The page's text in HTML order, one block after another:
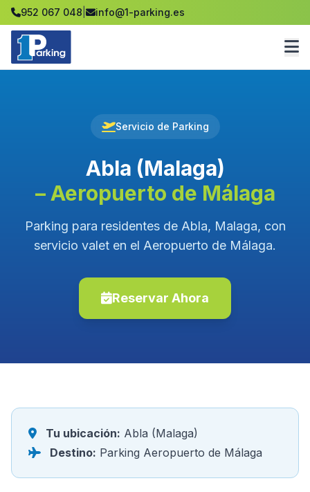
952 067 048 info@1-parking.es
Servicio de Parking
Abla (Malaga)
– Aeropuerto de Málaga
Parking para residentes de Abla, Malaga, con
servicio valet en el Aeropuerto de Málaga.
Reservar Ahora
Tu ubicación: Abla (Malaga)
Destino: Parking Aeropuerto de Málaga